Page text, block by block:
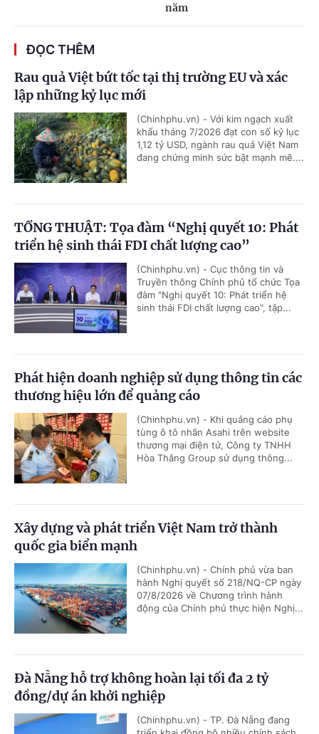
năm
ĐỌC THÊM
Rau quả Việt bứt tốc tại thị trường EU và xác
lập những kỷ lục mới
(Chinhphu.vn) - Với kim ngạch xuất
khẩu tháng 7/2026 đạt con số kỷ lục
1,12 tỷ USD, ngành rau quả Việt Nam
đang chứng minh sức bật mạnh mẽ....
TỔNG THUẬT: Tọa đàm “Nghị quyết 10: Phát
triển hệ sinh thái FDI chất lượng cao”
(Chinhphu.vn) - Cục thông tin và
Truyền thông Chính phủ tổ chức Tọa
đàm "Nghị quyết 10: Phát triển hệ
sinh thái FDI chất lượng cao", tập...
Phát hiện doanh nghiệp sử dụng thông tin các
thương hiệu lớn để quảng cáo
(Chinhphu.vn) - Khi quảng cáo phụ
tùng ô tô nhãn Asahi trên website
thương mại điện tử, Công ty TNHH
Hòa Thắng Group sử dụng thông...
Xây dựng và phát triển Việt Nam trở thành
quốc gia biển mạnh
(Chinhphu.vn) - Chính phủ vừa ban
hành Nghị quyết số 218/NQ-CP ngày
07/8/2026 về Chương trình hành
động của Chính phủ thực hiện Nghị...
Đà Nẵng hỗ trợ không hoàn lại tối đa 2 tỷ
đồng/dự án khởi nghiệp
(Chinhphu.vn) - TP. Đà Nẵng đang